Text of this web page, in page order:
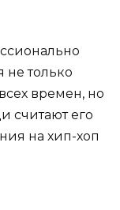
не только
времен, но
считают его
на хип-хоп